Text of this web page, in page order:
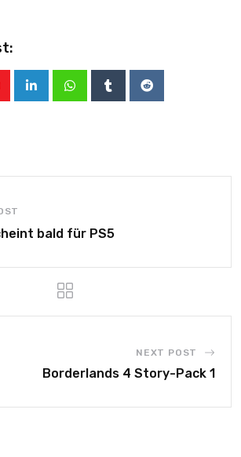
bald für PS5
NEXT POST
Borderlands 4 Story-Pack 1